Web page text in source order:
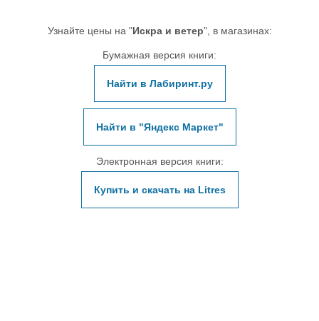
Узнайте цены на "Искра и ветер", в магазинах:
Бумажная версия книги:
Найти в Лабиринт.ру
Найти в "Яндекс Маркет"
Электронная версия книги:
Купить и скачать на Litres